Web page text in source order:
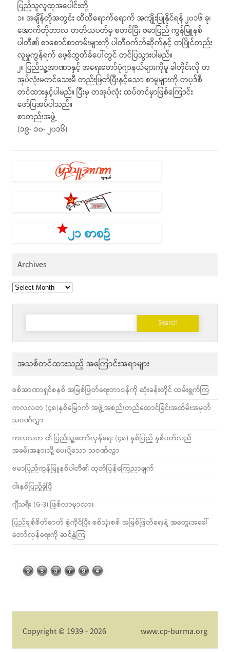
ပြည်သူလူထုအပေါင်းတို့
၁။ အချိန်တိုအတွင်း ထိထိရောက်ရောက် အကျိုးပြုနိုင်ရန် ၂၀၁၆ ခု၊
အောက်တိုဘာလ တတိယပတ်မှ စတင်ပြီး ဗမာပြည် ကွန်မြူနစ်
ပါတီ၏ စာစောင်စာတမ်းများကို ပါတီဝက်ဘ်ဆိုက်နှင့် တပြိုင်တည်း
လူမှုကွန်ရက် ဖေ့စ်ဘွတ်ခ်ပေါ်တွင် တင်ပြသွားပါမည်။
၂။ ပြည်သူ့အာဏာနှင့် အရေးတော်ပုံဂျာနယ်များကိုမူ ခါတိုင်းလို တ
အုပ်လုံးမတင်သေးမီ တည်းဖြတ်ပြီးနှင့်သော စာမူများကို တပုဒ်စီ
တင်ထားနှင့်ပါမည်။ ပြီးမှ တအုပ်လုံး ထပ်တင်မှာဖြစ်ကြောင်း
ဖော်ပြအပ်ပါသည်။
စာတည်းအဖွဲ့
(၁၉- ၁၀- ၂၀၁၆)
Archives
Archives
Search
အသစ်တင်ထားသည့် အကြောင်းအရာများ
စစ်အာဏာရှင်စနစ် အမြစ်ဖြတ်ရေးတာဝန်ကို ဆုံးခန်းတိုင် ထမ်းရွက်ကြ
ကလလတ (၄၈)နှစ်မြောက် အဖွဲ့အစည်းတည်ထောင်ခြင်းအထိမ်းအမှတ်
သဝဏ်လွှာ
ကလလတ ၏ ပြည်သူ့တော်လှန်ရေး (၄၈) နှစ်ပြည့် နှစ်ပတ်လည်
အခမ်းအနားသို့ ပေးပို့သော သဝဏ်လွှာ
ဗမာပြည်ကွန်မြူနစ်ပါတီ၏ ထုတ်ပြန်ကြေညာချက်
ငါးနှစ်ပြည့်ခဲ့ပြီ
ဂျီသရီး (G-3) ဖြစ်လာမှာလား
ပြည်ချစ်စိတ်ဓာတ် စွဲကိုင်ပြီး စစ်သုံးစစ် အမြစ်ဖြတ်ရေးနဲ့ အတွေးအခေါ်
တော်လှန်ရေးကို ဆင်နွှဲကြ
Copyright © 1939 - 2026 www.cp-burma.org